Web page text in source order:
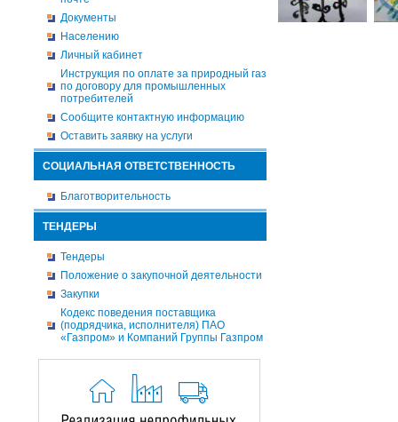
Документы
Населению
Личный кабинет
Инструкция по оплате за природный газ
по договору для промышленных
потребителей
Сообщите контактную информацию
Оставить заявку на услуги
СОЦИАЛЬНАЯ ОТВЕТСТВЕННОСТЬ
Благотворительность
ТЕНДЕРЫ
Тендеры
Положение о закупочной деятельности
Закупки
Кодекс поведения поставщика
(подрядчика, исполнителя) ПАО
«Газпром» и Компаний Группы Газпром